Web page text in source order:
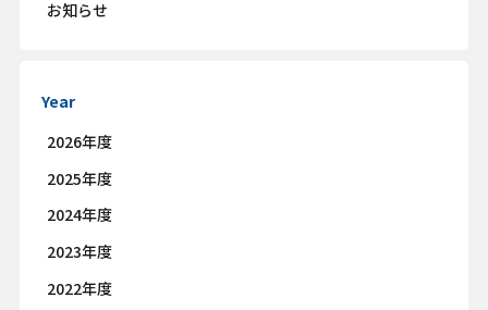
お知らせ
Year
2026年度
2025年度
2024年度
2023年度
2022年度